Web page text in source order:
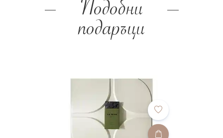
Подобни
подаръци